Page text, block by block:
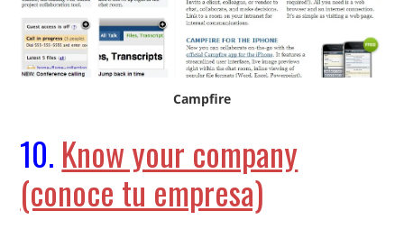
Campfire
10. Know your company
(conoce tu empresa)